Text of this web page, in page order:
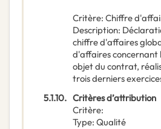
Critère: Chiffre
Description:
chiffre d'affaires
d'affaires concernant
objet du contrat,
trois derniers
5.1.10. Critères d’attribution
Critère:
Type: Qualité